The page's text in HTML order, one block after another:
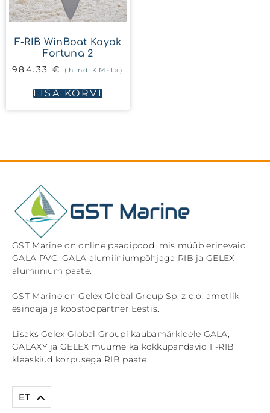
F-RIB WinBoat Kayak
Fortuna 2
984.33€ (hind KM-ta)
LISA KORVI
GST Marine on online paadipood, mis müüb erinevaid
GALA PVC, GALA alumiiniumpõhjaga RIB ja GELEX
alumiinium paate.
GST Marine on Gelex Global Group Sp. z o.o. ametlik
esindaja ja koostööpartner Eestis.
Lisaks Gelex Global Groupi kaubamärkidele GALA,
GALAXY ja GELEX müüme ka kokkupandavid F-RIB
klaaskiud korpusega RIB paate.
ET
EN